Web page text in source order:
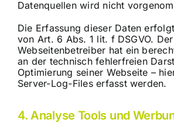
Datenquellen wird nicht
Die Erfassung dieser Daten
von Art. 6 Abs. 1 lit. f DSGVO. Der
Webseitenbetreiber hat ein
an der technisch fehlerfreien
Optimierung seiner Webseite –
Server-Log-Files erfasst werden.
4. Analyse Tools und